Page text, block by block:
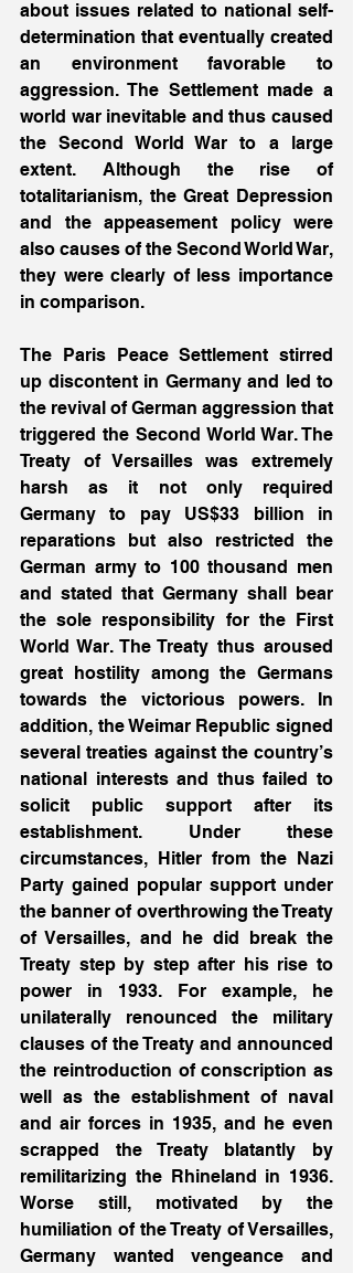
about issues related to national self-
determination that eventually created
an environment favorable to
aggression. The Settlement made a
world war inevitable and thus caused
the Second World War to a large
extent. Although the rise of
totalitarianism, the Great Depression
and the appeasement policy were
also causes of the Second World War,
they were clearly of less importance
in comparison.
The Paris Peace Settlement stirred
up discontent in Germany and led to
the revival of German aggression that
triggered the Second World War. The
Treaty of Versailles was extremely
harsh as it not only required
Germany to pay US$33 billion in
reparations but also restricted the
German army to 100 thousand men
and stated that Germany shall bear
the sole responsibility for the First
World War. The Treaty thus aroused
great hostility among the Germans
towards the victorious powers. In
addition, the Weimar Republic signed
several treaties against the country’s
national interests and thus failed to
solicit public support after its
establishment. Under these
circumstances, Hitler from the Nazi
Party gained popular support under
the banner of overthrowing the Treaty
of Versailles, and he did break the
Treaty step by step after his rise to
power in 1933. For example, he
unilaterally renounced the military
clauses of the Treaty and announced
the reintroduction of conscription as
well as the establishment of naval
and air forces in 1935, and he even
scrapped the Treaty blatantly by
remilitarizing the Rhineland in 1936.
Worse still, motivated by the
humiliation of the Treaty of Versailles,
Germany wanted vengeance and